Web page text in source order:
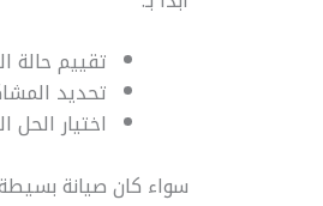
تقييم حالة
تحديد
اختيار الحل
سواء كان صيانة